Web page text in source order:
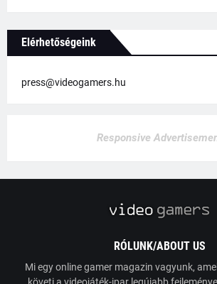
Elérhetőségeink
press@videogamers.hu
Responsive
RÓLUNK/ABOUT US
Mi egy online gamer magazin vagyunk,
követi a videojáték-ipar legújabb